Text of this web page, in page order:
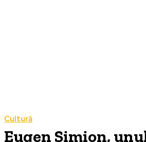
Cultură
Eugen Simion,